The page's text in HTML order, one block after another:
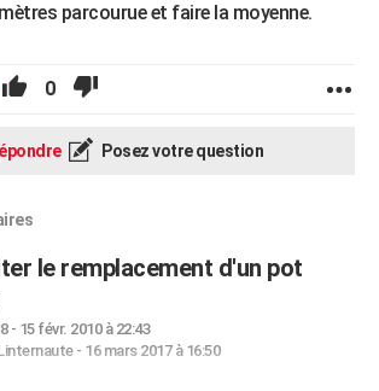
parcourue et faire la moyenne.
0
Posez votre question
le remplacement d'un pot
- 15 févr. 2010 à 22:43
- 16 mars 2017 à 16:50